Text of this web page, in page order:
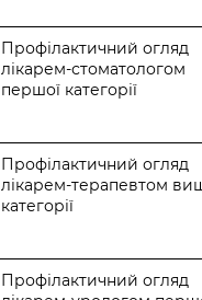
Профілактичний огляд
лікарем-стоматологом
першої категорії
Профілактичний огляд
лікарем-терапевтом
категорії
Профілактичний огляд